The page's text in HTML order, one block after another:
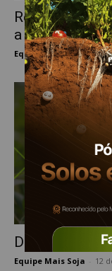
Reguladores
a importância
Equipe Mais Soja - 20
Destaques da
Equipe Mais Soja 12